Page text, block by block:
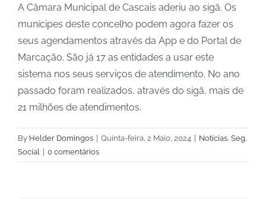
A Câmara Municipal de Cascais aderiu ao sigä. Os
munícipes deste concelho podem agora fazer os
seus agendamentos através da App e do Portal de
Marcação. São já 17 as entidades a usar este
sistema nos seus serviços de atendimento. No ano
passado foram realizados, através do sigä, mais de
21 milhões de atendimentos.
By Helder Domingos Quinta-feira, 2 Maio, 2024 Notícias, Seg.
Social
0 comentários